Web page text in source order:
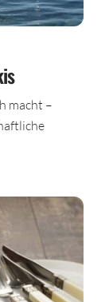
macht –